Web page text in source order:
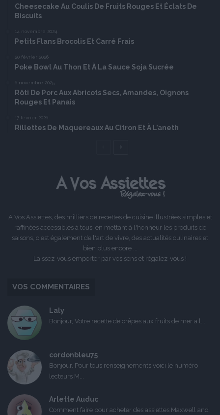
Cheesecake Au Coulis De Fruits Rouges Et Éclats De
Biscuits
14 novembre 2024
Petits Flans Brocolis Et Carré Frais
20 février 2026
Poke Bowl Au Thon Et À La Sauce Soja Sucrée
6 novembre 2025
Rôti De Porc Aux Abricots Secs, Amandes, Oignons
Rouges Et Panais
17 février 2026
Rillettes De Maquereaux Au Citron Et À L’aneth
Page
A Vos Assiettes, des milliers de recettes de cuisine illustrées simples et
raffinées accessibles à tous, en mettant à l'honneur les produits de
saisons, c'est également de l'art de vivre, des actualités culinaires et
bien plus encore ...
Laissez-vous emporter par vos sens et régalez-vous !
VOS COMMENTAIRES
Laly
Bonjour, Votre recette de crêpes aux fruits de mer a l...
cordonbleu75
Bonjour, Pour tous renseignements voici le numéro
lecteurs M...
Arlette Auduc
Comment faire pour acheter des assiettes Maxwell and